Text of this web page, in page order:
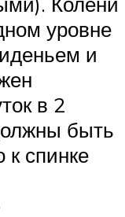
уровне
и
в 2
быть
к спинке